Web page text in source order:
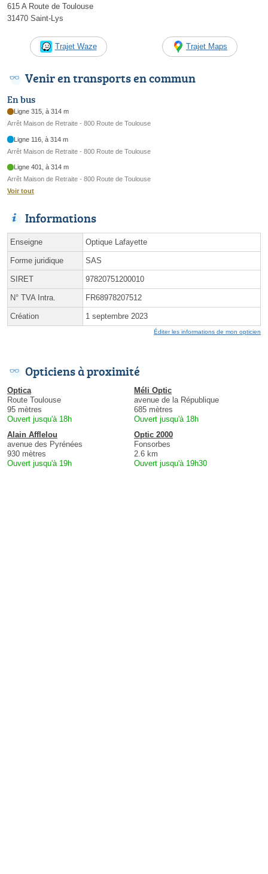
615 A Route de Toulouse
31470 Saint-Lys
Trajet Waze Trajet Maps
Venir en transports en commun
En bus
Ligne 315, à 314 m
Arrêt Maison de Retraite - 800 Route de Toulouse
Ligne 116, à 314 m
Arrêt Maison de Retraite - 800 Route de Toulouse
Ligne 401, à 314 m
Arrêt Maison de Retraite - 800 Route de Toulouse
Voir tout
Informations
Enseigne Optique Lafayette
Forme juridique SAS
SIRET 97820751200010
N° TVA Intra. FR68978207512
Création 1 septembre 2023
Éditer les informations de mon opticien
Opticiens à proximité
Optica
Route Toulouse
95 mètres
Ouvert jusqu'à 18h
Méli Optic
avenue de la République
685 mètres
Ouvert jusqu'à 18h
Alain Afflelou
avenue des Pyrénées
930 mètres
Ouvert jusqu'à 19h
Optic 2000
Fonsorbes
2.6 km
Ouvert jusqu'à 19h30